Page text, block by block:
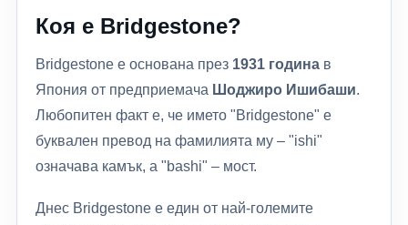
Коя е Bridgestone?
Bridgestone е основана през 1931 година в
Япония от предприемача Шоджиро Ишибаши.
Любопитен факт е, че името "Bridgestone" е
буквален превод на фамилията му – "ishi"
означава камък, а "bashi" – мост.
Днес Bridgestone е един от най-големите